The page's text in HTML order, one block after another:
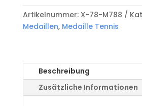
78-
M788
Menge
Artikelnummer: X-78-M788
Medaillen, Medaille Tennis
Beschreibung
Zusätzliche Informationen